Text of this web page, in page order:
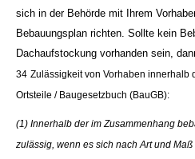
sich in der Behörde mit Ihrem
Bebauungsplan richten. Sollte kein
Dachaufstockung vorhanden sein,
34 Zulässigkeit von Vorhaben innerhalb
Ortsteile / Baugesetzbuch (BauGB):
(1) Innerhalb der im Zusammenhang
zulässig, wenn es sich nach Art und